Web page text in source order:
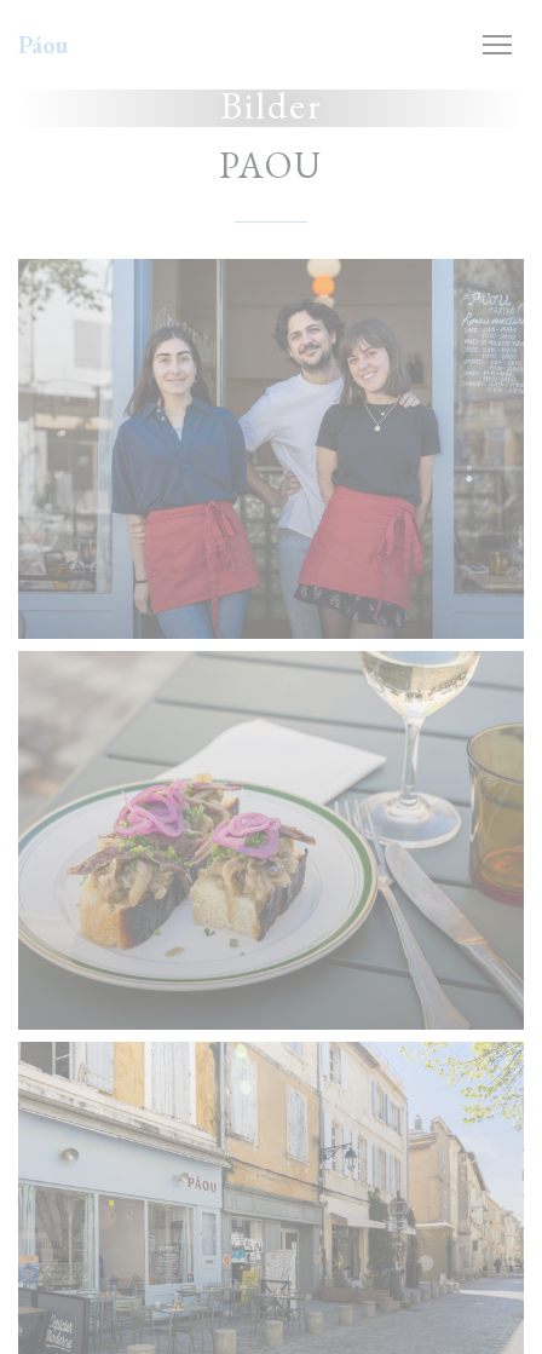
Páou
Bilder
PAOU